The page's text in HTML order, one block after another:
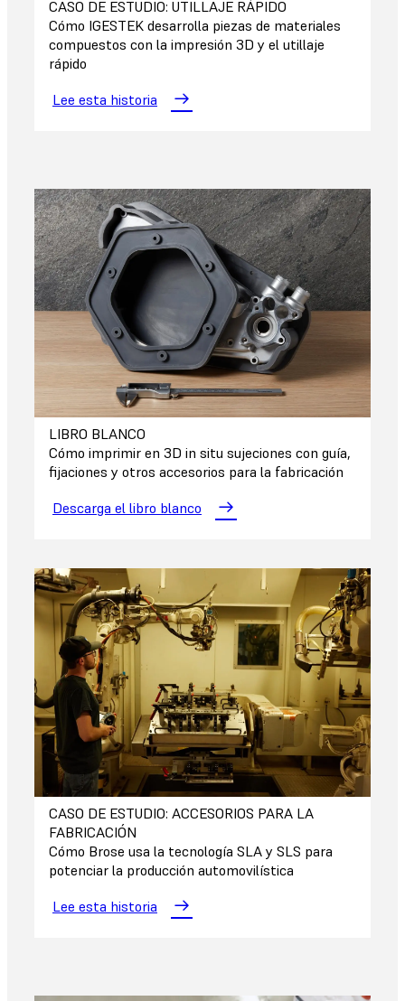
CASO DE ESTUDIO: UTILLAJE RÁPIDO
Cómo IGESTEK desarrolla piezas de materiales
compuestos con la impresión 3D y el utillaje
rápido
Lee esta historia
LIBRO BLANCO
Cómo imprimir en 3D in situ sujeciones con guía,
fijaciones y otros accesorios para la fabricación
Descarga el libro blanco
CASO DE ESTUDIO: ACCESORIOS PARA LA
FABRICACIÓN
Cómo Brose usa la tecnología SLA y SLS para
potenciar la producción automovilística
Lee esta historia